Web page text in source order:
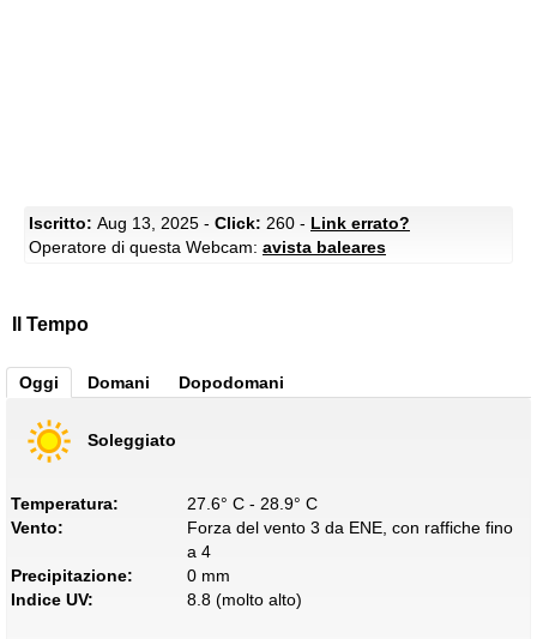
Iscritto: Aug 13, 2025 - Click: 260 - Link errato?
Operatore di questa Webcam: avista baleares
Il Tempo
Oggi Domani Dopodomani
Soleggiato
Temperatura:
27.6° C - 28.9° C
Vento:
Forza del vento 3 da ENE, con raffiche fino
a 4
Precipitazione:
0 mm
Indice UV:
8.8 (molto alto)